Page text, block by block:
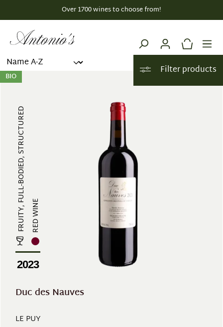
Over 1700 wines to choose from!
Filter products
BIO
FRUITY, FULL-BODIED, STRUCTURED RED WINE
2023
Duc des Nauves
LE PUY